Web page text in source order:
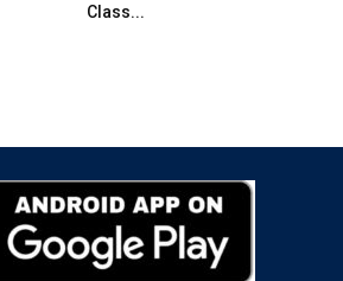
Class...